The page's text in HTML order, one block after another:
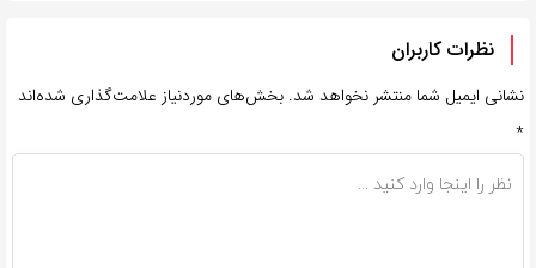
نظرات کاربران
نشانی ایمیل شما منتشر نخواهد شد. بخش‌های موردنیاز علامت‌گذاری شده‌اند
*